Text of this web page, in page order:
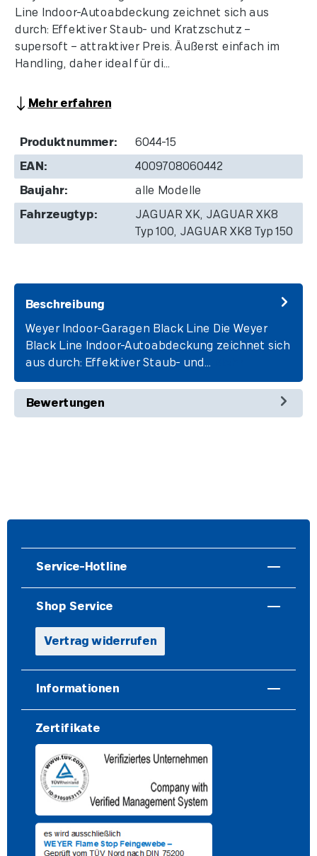
Line Indoor-Autoabdeckung zeichnet sich aus
durch: Effektiver Staub- und Kratzschutz –
supersoft – attraktiver Preis. Äußerst einfach im
Handling, daher ideal für di...
Mehr erfahren
Produktnummer: 6044-15
EAN: 4009708060442
Baujahr: alle Modelle
Fahrzeugtyp:
JAGUAR XK, JAGUAR XK8
Typ 100, JAGUAR XK8 Typ 150
Beschreibung
Weyer Indoor-Garagen Black Line Die Weyer
Black Line Indoor-Autoabdeckung zeichnet sich
aus durch: Effektiver Staub- und…
Bewertungen
Service-Hotline
Shop Service
Vertrag widerrufen
Informationen
Zertifikate